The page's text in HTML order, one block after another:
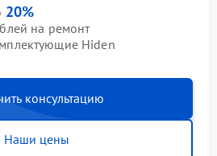
20%
на ремонт
Hiden
консультацию
Наши цены